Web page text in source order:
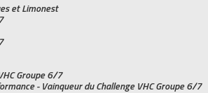
et Limonest
Groupe 6/7
- Vainqueur du Challenge VHC Groupe 6/7